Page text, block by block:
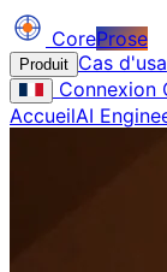
CoreProse
Produit Cas
Connexion
AccueilAI